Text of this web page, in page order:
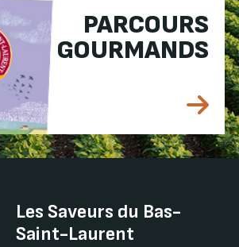
PARCOURS
GOURMANDS
Les Saveurs du Bas-
Saint-Laurent